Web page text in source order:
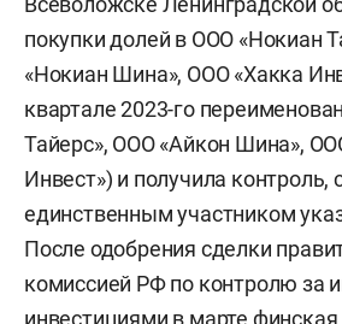
покупки долей в ООО «Нокиан
«Нокиан Шина», ООО «Хакка
квартале 2023-го
Тайерс», ООО «Айкон Шина»,
Инвест») и получила контроль,
единственным участником
После одобрения сделки
комиссией РФ по контролю за